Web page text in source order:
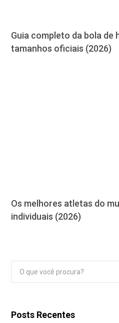
Guia completo da bola de
tamanhos oficiais (2026)
Os melhores atletas do
individuais (2026)
Pesquisar
por:
Posts Recentes